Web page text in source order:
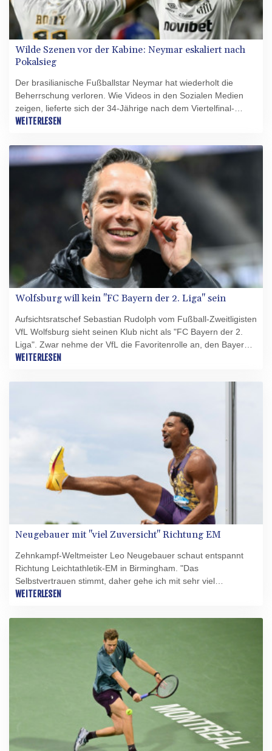
Wilde Szenen vor der Kabine: Neymar eskaliert nach
Pokalsieg
Der brasilianische Fußballstar Neymar hat wiederholt die
Beherrschung verloren. Wie Videos in den Sozialen Medien
zeigen, lieferte sich der 34-Jährige nach dem Viertelfinal-
Einzug im brasilianischen Pokal mit seinem Klub Santos FC
einen verbalen Schlagabtausch mit der gegnerischen
Klubführung und verhöhnte diese anschließend, indem er
provokant tanzte, die Muskeln spielen ließ und sogar die
Zunge rausstreckte.
WEITERLESEN
Wolfsburg will kein "FC Bayern der 2. Liga" sein
Aufsichtsratschef Sebastian Rudolph vom Fußball-Zweitligisten
VfL Wolfsburg sieht seinen Klub nicht als "FC Bayern der 2.
Liga". Zwar nehme der VfL die Favoritenrolle an, den Bayern-
Vergleich wolle er jedoch nicht mittragen. "Der FC Bayern steht
Vergleichen halte ich aber nichts, weil sie für jeden bequem
sind, die uns in die Favoritenrolle schieben", sagte Rudolph
WEITERLESEN
Neugebauer mit "viel Zuversicht" Richtung EM
Zehnkampf-Weltmeister Leo Neugebauer schaut entspannt
Richtung Leichtathletik-EM in Birmingham. "Das
Selbstvertrauen stimmt, daher gehe ich mit sehr viel
Zuversicht in die EM", sagte der 26-Jährige im Interview mit
WEITERLESEN